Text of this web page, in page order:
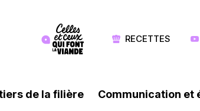
Image
RECETTES
de la filière Communication et